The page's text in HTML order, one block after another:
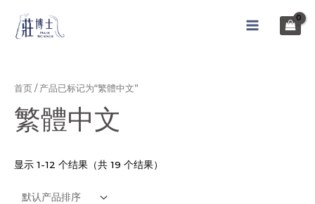
MAIN
首页 / 产品已标记为“繁體中文”
繁體中文
显示 1-12 个结果（共 19 个结果）